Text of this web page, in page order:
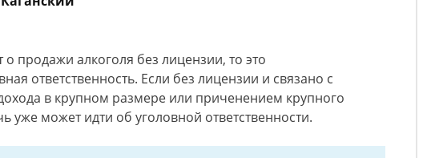
о продажи алкоголя без лицензии, то это
ответственность. Если без лицензии и связано с
в крупном размере или приченением крупного
уже может идти об уголовной ответственности.